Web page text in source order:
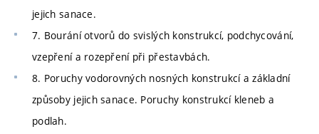
jejich sanace.
7. Bourání otvorů do svislých konstrukcí, podchycování,
vzepření a rozepření při přestavbách.
8. Poruchy vodorovných nosných konstrukcí a základní
způsoby jejich sanace. Poruchy konstrukcí kleneb a
podlah.